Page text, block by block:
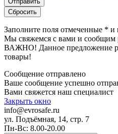
Заполните поля отмеченные * и
Мы свяжемся с вами и сообщим
ВАЖНО! Данное предложение
товары!
Сообщение отправлено
Ваше сообщение успешно
Вами свяжется наш специалист
Закрыть окно
info@evrosafe.ru
ул. Подъёмная, 14, стр. 7
Пн-Вс: 8.00-20.00